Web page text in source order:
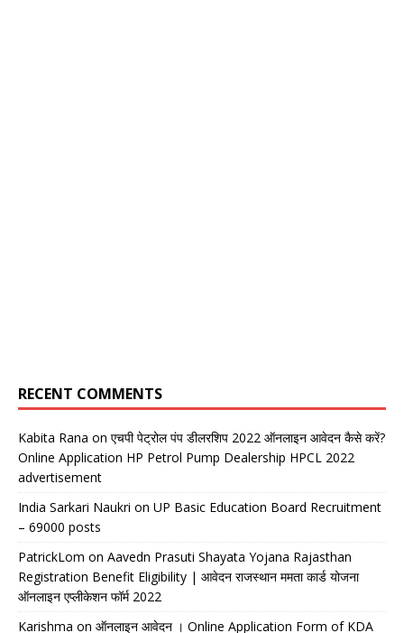
RECENT COMMENTS
Kabita Rana on एचपी पेट्रोल पंप डीलरशिप 2022 ऑनलाइन आवेदन कैसे करें?
Online Application HP Petrol Pump Dealership HPCL 2022
advertisement
India Sarkari Naukri on UP Basic Education Board Recruitment
– 69000 posts
PatrickLom on Aavedn Prasuti Shayata Yojana Rajasthan
Registration Benefit Eligibility | आवेदन राजस्थान ममता कार्ड योजना
ऑनलाइन एप्लीकेशन फॉर्म 2022
Karishma on ऑनलाइन आवेदन । Online Application Form of KDA